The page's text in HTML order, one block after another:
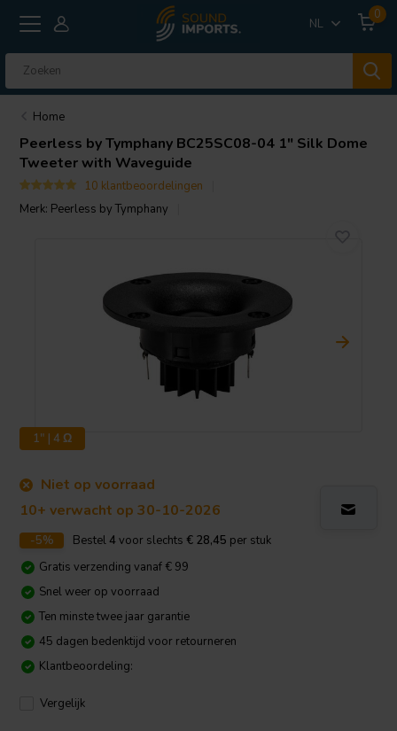
NL
0
Home
Peerless by Tymphany BC25SC08-04 1" Silk Dome
Tweeter with Waveguide
10 klantbeoordelingen
Merk: Peerless by Tymphany
1" | 4 Ω
Niet op voorraad
10+ verwacht op 30-10-2026
-5% Bestel4 voor slechts € 28,45 per stuk
Gratis verzending vanaf € 99
Snel weer op voorraad
Ten minste twee jaar garantie
45 dagen bedenktijd voor retourneren
Klantbeoordeling:
Vergelijk